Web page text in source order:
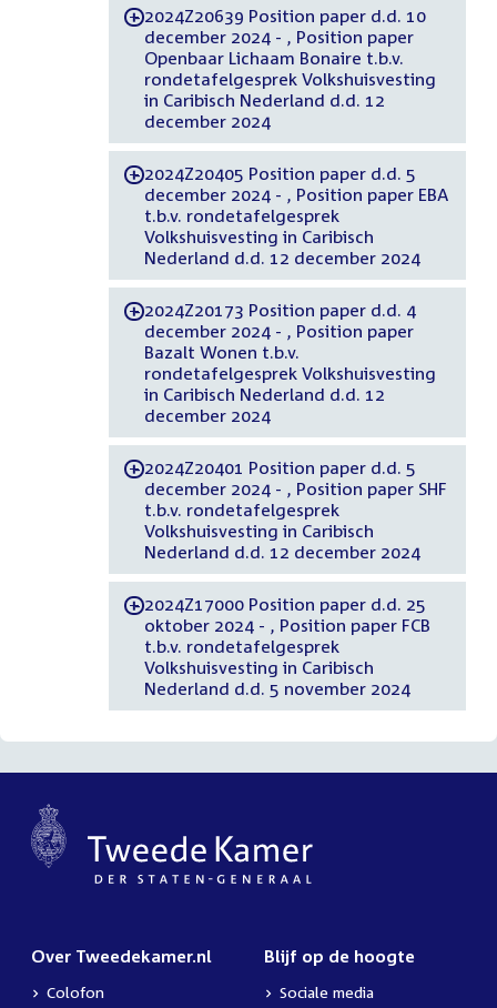
-2024Z20639 Position paper d.d. 10
december 2024 - , Position paper
Openbaar Lichaam Bonaire t.b.v.
rondetafelgesprek Volkshuisvesting
in Caribisch Nederland d.d. 12
december 2024
-2024Z20405 Position paper d.d. 5
december 2024 - , Position paper EBA
t.b.v. rondetafelgesprek
Volkshuisvesting in Caribisch
Nederland d.d. 12 december 2024
-2024Z20173 Position paper d.d. 4
december 2024 - , Position paper
Bazalt Wonen t.b.v.
rondetafelgesprek Volkshuisvesting
in Caribisch Nederland d.d. 12
december 2024
-2024Z20401 Position paper d.d. 5
december 2024 - , Position paper SHF
t.b.v. rondetafelgesprek
Volkshuisvesting in Caribisch
Nederland d.d. 12 december 2024
-2024Z17000 Position paper d.d. 25
oktober 2024 - , Position paper FCB
t.b.v. rondetafelgesprek
Volkshuisvesting in Caribisch
Nederland d.d. 5 november 2024
Over Tweedekamer.nl
Colofon
Blijf op de hoogte
Sociale media